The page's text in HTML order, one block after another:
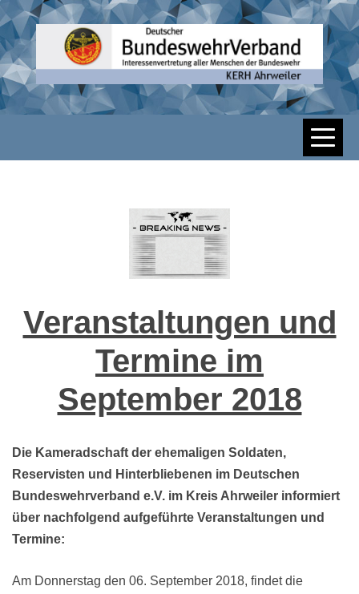
Skip
content
DBWV KERH
Veranstaltungen und
Termine im
September 2018
Die Kameradschaft der ehemaligen Soldaten,
Reservisten und Hinterbliebenen im Deutschen
Bundeswehrverband e.V. im Kreis Ahrweiler informiert
über nachfolgend aufgeführte Veranstaltungen und
Termine:
Am Donnerstag den 06. September 2018, findet die